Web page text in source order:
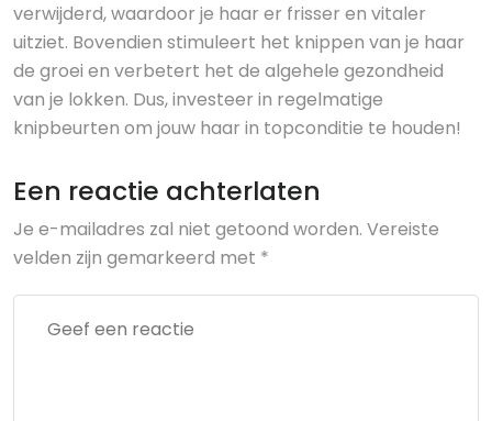
verwijderd, waardoor je haar er frisser en vitaler
uitziet. Bovendien stimuleert het knippen van je haar
de groei en verbetert het de algehele gezondheid
van je lokken. Dus, investeer in regelmatige
knipbeurten om jouw haar in topconditie te houden!
Een reactie achterlaten
Je e-mailadres zal niet getoond worden. Vereiste
velden zijn gemarkeerd met *